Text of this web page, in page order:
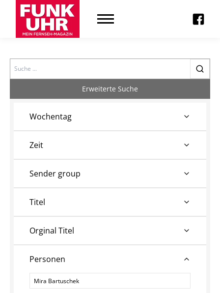
Search
Erweiterte Suche
Wochentag
Zeit
Sender group
Titel
Orginal Titel
Personen
Personen